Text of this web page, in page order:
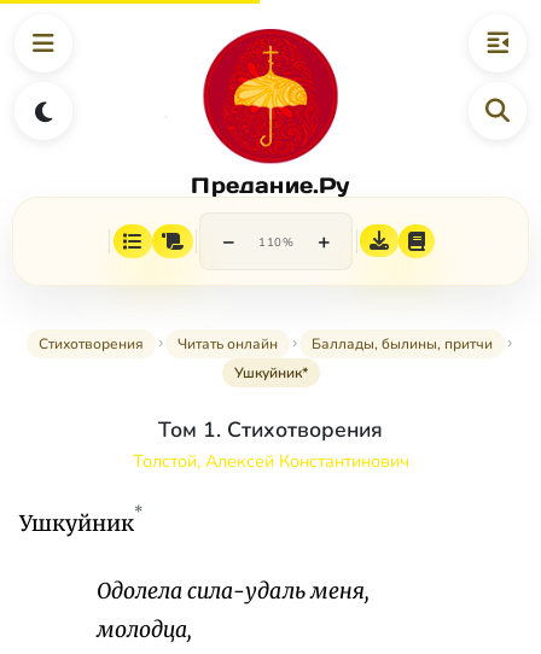
Предание.Ру
− 110% +
Стихотворения Читать онлайн
Баллады, былины, притчи
Ушкуйник*
Том 1. Стихотворения
Толстой, Алексей Константинович
Ушкуйник*
Одолела сила-удаль меня,
молодца,